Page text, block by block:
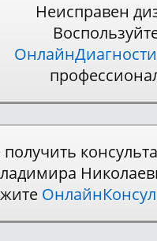
Неисправен
получить